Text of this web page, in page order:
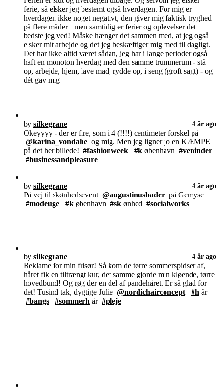
ferie, så elsker jeg bestemt også hverdagen. For mig er
hverdagen ikke noget negativt, den giver mig faktisk tryghed
på flere måder - men samtidig er ferier og oplevelser det
bedste jeg ved! Måske hænger det sammen med, at jeg også
elsker mit arbejde og det jeg beskæftiger mig med til dagligt.
Det har ikke altid været sådan, jeg har i lange perioder også
haft en monoton hverdag med den samme trummerum - stå
op, arbejde, hjem, lave mad, rydde op, i seng (groft sagt) - og
dét gav mig
by silkegrane 4 år ago
Okeyyyy - der er fire, som i 4 (!!!!) centimeter forskel på
@karina_vondahe og mig. Men jeg ligner jo en KÆMPE
på det her billede! #fashionweek #k øbenhavn #veninder
#businessandpleasure
by silkegrane 4 år ago
På vej til skønhedsevent @augustinusbader på Gemyse
#modeuge
#k øbenhavn #sk ønhed #socialworks
by silkegrane 4 år ago
Reklame for min frisør! Så kom de tørre sommerspidser af,
håret fik en tiltrængt kur, det samme gjorde min kløende, tørre
hovedbund! Og røg der en del af pandehåret. Er så glad for
det! Tusind tak, dygtige Julie @nordichairconcept #h år
#bangs
#sommerh år #pleje